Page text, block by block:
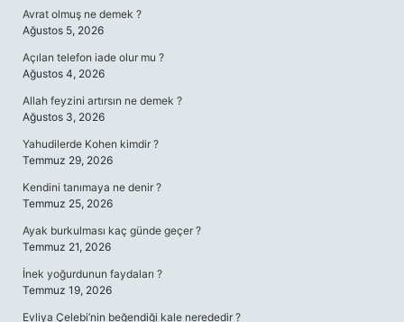
Avrat olmuş ne demek ?
Ağustos 5, 2026
Açılan telefon iade olur mu ?
Ağustos 4, 2026
Allah feyzini artırsın ne demek ?
Ağustos 3, 2026
Yahudilerde Kohen kimdir ?
Temmuz 29, 2026
Kendini tanımaya ne denir ?
Temmuz 25, 2026
Ayak burkulması kaç günde geçer ?
Temmuz 21, 2026
İnek yoğurdunun faydaları ?
Temmuz 19, 2026
Evliya Çelebi’nin beğendiği kale nerededir ?